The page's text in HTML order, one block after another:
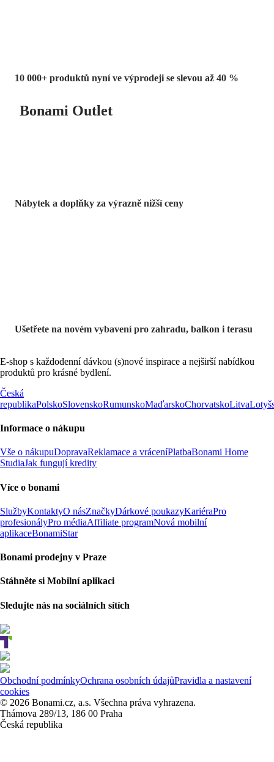
10 000+ produktů nyní ve výprodeji se slevou až 40 %
Bonami Outlet
Nábytek a doplňky za výrazně nižší ceny
Ušetřete na novém vybavení pro zahradu, balkon i terasu
E-shop s každodenní dávkou (s)nové inspirace a nejširší nabídkou
produktů pro krásné bydlení.
Česká
republikaPolskoSlovenskoRumunskoMaďarskoChorvatskoLitva
Informace o nákupu
Vše o nákupuDopravaReklamace a vráceníPlatbaBonami Home
StudiaJak fungují kredity
Více o bonami
SlužbyKontaktyO násZnačkyDárkové poukazyKariéraPro
profesionályPro médiaAffiliate programNová mobilní
aplikaceBonamiStar
Bonami prodejny v Praze
Stáhněte si Mobilní aplikaci
Sledujte nás na sociálních sítích
Obchodní podmínkyOchrana osobních údajůPravidla a nastavení
cookies
© 2026 Bonami.cz, a.s. Všechna práva vyhrazena.
Thámova 289/13, 186 00 Praha
Česká republika